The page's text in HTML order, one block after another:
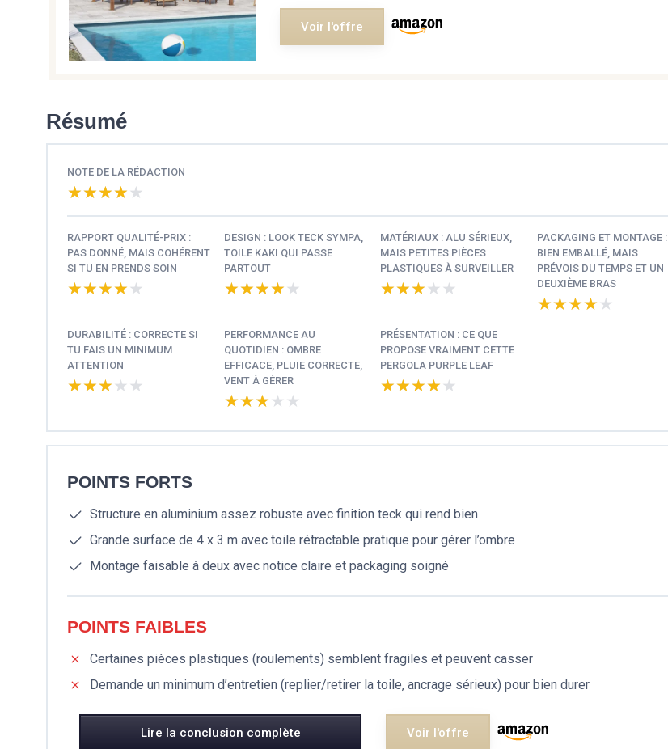
Voir l'offre
Résumé
NOTE DE LA RÉDACTION
★★★★★
★★★★★
RAPPORT QUALITÉ-PRIX :
PAS DONNÉ, MAIS COHÉRENT
SI TU EN PRENDS SOIN
★★★★★
★★★★★
DESIGN : LOOK TECK SYMPA,
TOILE KAKI QUI PASSE
PARTOUT
★★★★★
★★★★★
MATÉRIAUX : ALU SÉRIEUX,
MAIS PETITES PIÈCES
PLASTIQUES À SURVEILLER
★★★★★
★★★★★
PACKAGING ET MONTAGE :
BIEN EMBALLÉ, MAIS
PRÉVOIS DU TEMPS ET UN
DEUXIÈME BRAS
★★★★★
★★★★★
DURABILITÉ : CORRECTE SI
TU FAIS UN MINIMUM
ATTENTION
★★★★★
★★★★★
PERFORMANCE AU
QUOTIDIEN : OMBRE
EFFICACE, PLUIE CORRECTE,
VENT À GÉRER
★★★★★
★★★★★
PRÉSENTATION : CE QUE
PROPOSE VRAIMENT CETTE
PERGOLA PURPLE LEAF
★★★★★
★★★★★
POINTS FORTS
Structure en aluminium assez robuste avec finition teck qui rend bien
Grande surface de 4 x 3 m avec toile rétractable pratique pour gérer l’ombre
Montage faisable à deux avec notice claire et packaging soigné
POINTS FAIBLES
Certaines pièces plastiques (roulements) semblent fragiles et peuvent casser
Demande un minimum d’entretien (replier/retirer la toile, ancrage sérieux) pour bien durer
Lire la conclusion complète Voir l'offre